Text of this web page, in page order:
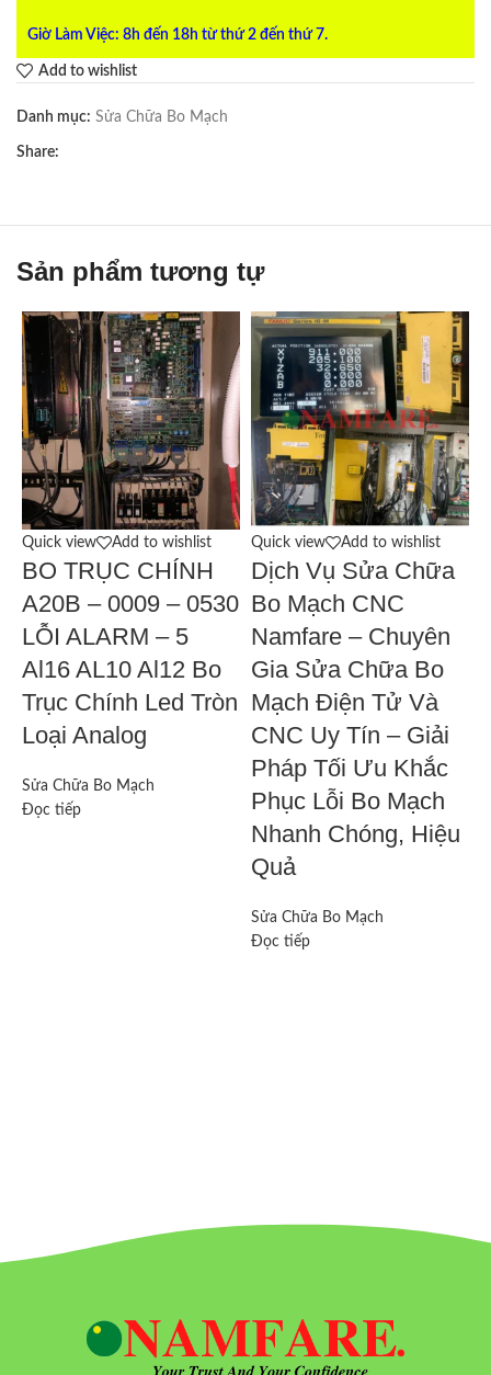
Giờ Làm Việc: 8h đến 18h từ thứ 2 đến thứ 7.
Add to wishlist
Danh mục: Sửa Chữa Bo Mạch
Share:
Sản phẩm tương tự
Quick view Add to wishlist
BO TRỤC CHÍNH
A20B – 0009 – 0530
LỖI ALARM – 5
Al16 AL10 Al12 Bo
Trục Chính Led Tròn
Loại Analog
Sửa Chữa Bo Mạch
Đọc tiếp
Quick view Add to wishlist
Dịch Vụ Sửa Chữa
Bo Mạch CNC
Namfare – Chuyên
Gia Sửa Chữa Bo
Mạch Điện Tử Và
CNC Uy Tín – Giải
Pháp Tối Ưu Khắc
Phục Lỗi Bo Mạch
Nhanh Chóng, Hiệu
Quả
Sửa Chữa Bo Mạch
Đọc tiếp